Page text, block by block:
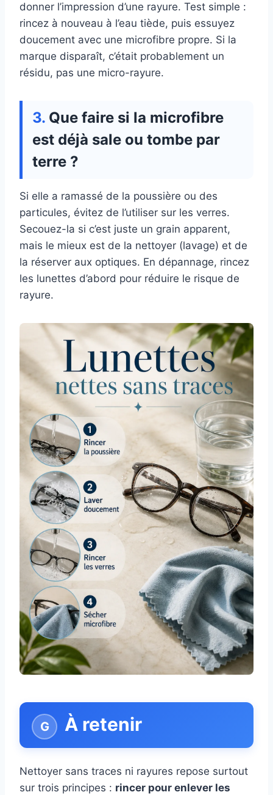
donner l’impression d’une rayure. Test simple :
rincez à nouveau à l’eau tiède, puis essuyez
doucement avec une microfibre propre. Si la
marque disparaît, c’était probablement un
résidu, pas une micro-rayure.
Que faire si la microfibre
est déjà sale ou tombe par
terre ?
Si elle a ramassé de la poussière ou des
particules, évitez de l’utiliser sur les verres.
Secouez-la si c’est juste un grain apparent,
mais le mieux est de la nettoyer (lavage) et de
la réserver aux optiques. En dépannage, rincez
les lunettes d’abord pour réduire le risque de
rayure.
À retenir
Nettoyer sans traces ni rayures repose surtout
sur trois principes : rincer pour enlever les